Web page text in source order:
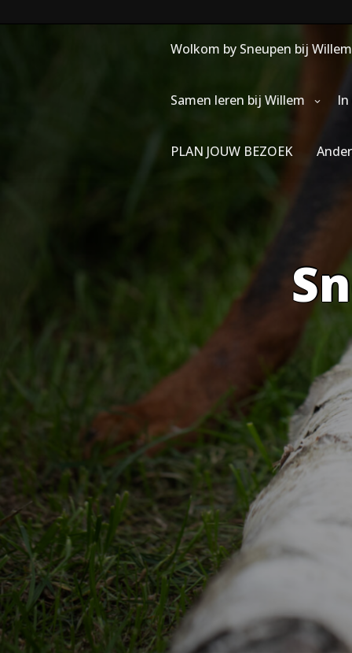
Wolkom by Sneupen bij
Samen leren bij Willem
PLAN JOUW BEZOEK